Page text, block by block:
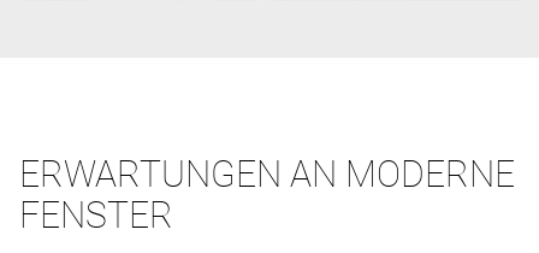
ERWARTUNGEN AN MODERNE
FENSTER